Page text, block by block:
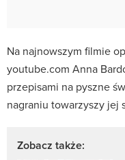
Na najnowszym filmie
youtube.com Anna
przepisami na pyszne
nagraniu towarzyszy jej
Zobacz także: